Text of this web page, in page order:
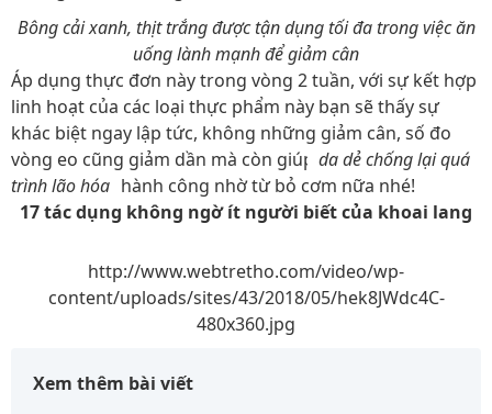
Bông cải xanh, thịt trắng được tận dụng tối đa trong việc ăn
uống lành mạnh để giảm cân
Áp dụng thực đơn này trong vòng 2 tuần, với sự kết hợp
linh hoạt của các loại thực phẩm này bạn sẽ thấy sự
khác biệt ngay lập tức, không những giảm cân, số đo
vòng eo cũng giảm dần mà còn giúp da dẻ chống lại quá
trình lão hóa thành công nhờ từ bỏ cơm nữa nhé!
17 tác dụng không ngờ ít người biết của khoai lang
http://www.webtretho.com/video/wp-
content/uploads/sites/43/2018/05/hek8JWdc4C-
480x360.jpg
Xem thêm bài viết